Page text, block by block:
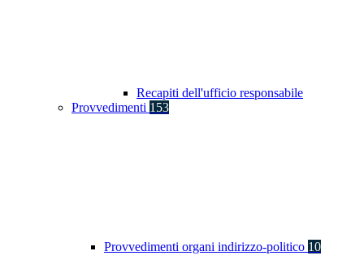
Recapiti dell'ufficio responsabile
Provvedimenti 153
Provvedimenti organi indirizzo-politico 10